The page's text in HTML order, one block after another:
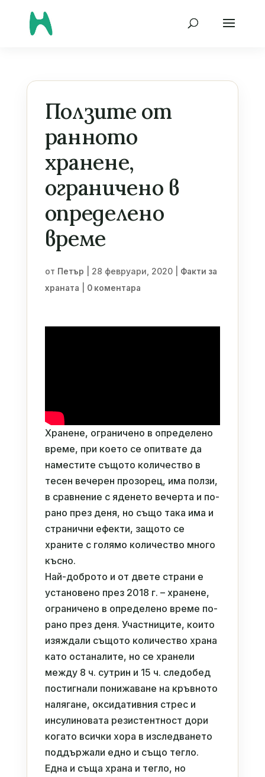
Ползите от
ранното
хранене,
ограничено в
определено
време
от Петър 28 февруари, 2020|
Факти за
храната
0 коментара
Хранене, ограничено в определено
време, при което се опитвате да
наместите същото количество в
тесен вечерен прозорец, има ползи,
в сравнение с яденето вечерта и по-
рано през деня, но също така има и
странични ефекти, защото се
храните с голямо количество много
късно.
Най-доброто и от двете страни е
установено през 2018 г. – хранене,
ограничено в определено време по-
рано през деня. Участниците, които
изяждали същото количество храна
като останалите, но се хранели
между 8 ч. сутрин и 15 ч. следобед
постигнали понижаване на кръвното
налягане, оксидативния стрес и
инсулиновата резистентност дори
когато всички хора в изследването
поддържали едно и също тегло.
Една и съща храна и тегло, но